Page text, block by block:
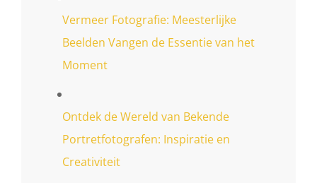
Vermeer Fotografie: Meesterlijke
Beelden Vangen de Essentie van het
Moment
Ontdek de Wereld van Bekende
Portretfotografen: Inspiratie en
Creativiteit